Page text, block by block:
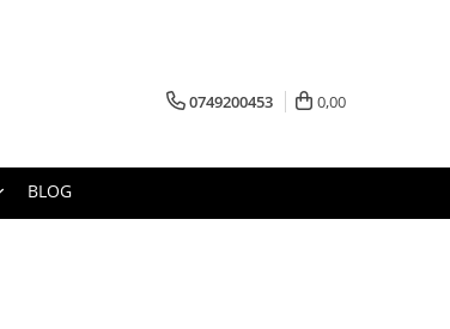
0749200453 0,00
BLOG